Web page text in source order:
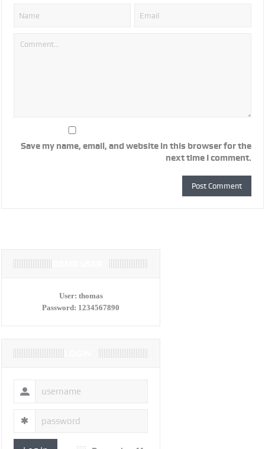
Save my name, email, and website in this browser for the
next time I comment.
User: thomas
Password: 1234567890